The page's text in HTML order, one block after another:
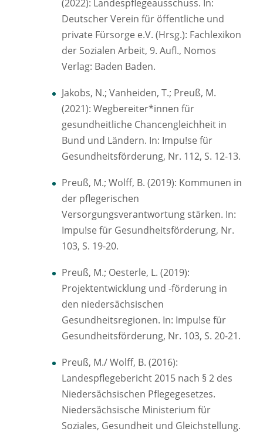
(2022): Landespflegeausschuss. In:
Deutscher Verein für öffentliche und
private Fürsorge e.V. (Hrsg.): Fachlexikon
der Sozialen Arbeit, 9. Aufl., Nomos
Verlag: Baden Baden.
Jakobs, N.; Vanheiden, T.; Preuß, M.
(2021): Wegbereiter*innen für
gesundheitliche Chancengleichheit in
Bund und Ländern. In: Impu!se für
Gesundheitsförderung, Nr. 112, S. 12-13.
Preuß, M.; Wolff, B. (2019): Kommunen in
der pflegerischen
Versorgungsverantwortung stärken. In:
Impu!se für Gesundheitsförderung, Nr.
103, S. 19-20.
Preuß, M.; Oesterle, L. (2019):
Projektentwicklung und -förderung in
den niedersächsischen
Gesundheitsregionen. In: Impu!se für
Gesundheitsförderung, Nr. 103, S. 20-21.
Preuß, M./ Wolff, B. (2016):
Landespflegebericht 2015 nach § 2 des
Niedersächsischen Pflegegesetzes.
Niedersächsische Ministerium für
Soziales, Gesundheit und Gleichstellung.